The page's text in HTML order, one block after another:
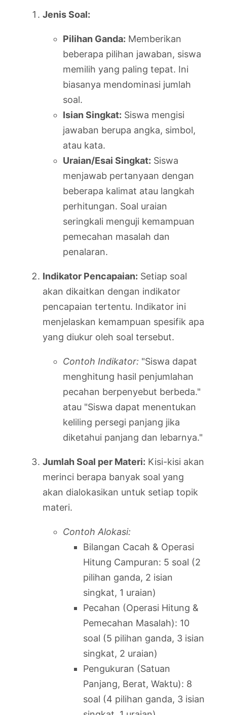
Jenis Soal:
Pilihan Ganda: Memberikan
beberapa pilihan jawaban, siswa
memilih yang paling tepat. Ini
biasanya mendominasi jumlah
soal.
Isian Singkat: Siswa mengisi
jawaban berupa angka, simbol,
atau kata.
Uraian/Esai Singkat: Siswa
menjawab pertanyaan dengan
beberapa kalimat atau langkah
perhitungan. Soal uraian
seringkali menguji kemampuan
pemecahan masalah dan
penalaran.
Indikator Pencapaian: Setiap soal
akan dikaitkan dengan indikator
pencapaian tertentu. Indikator ini
menjelaskan kemampuan spesifik apa
yang diukur oleh soal tersebut.
Contoh Indikator: "Siswa dapat
menghitung hasil penjumlahan
pecahan berpenyebut berbeda."
atau "Siswa dapat menentukan
keliling persegi panjang jika
diketahui panjang dan lebarnya."
Jumlah Soal per Materi: Kisi-kisi akan
merinci berapa banyak soal yang
akan dialokasikan untuk setiap topik
materi.
Contoh Alokasi:
Bilangan Cacah & Operasi
Hitung Campuran: 5 soal (2
pilihan ganda, 2 isian
singkat, 1 uraian)
Pecahan (Operasi Hitung &
Pemecahan Masalah): 10
soal (5 pilihan ganda, 3 isian
singkat, 2 uraian)
Pengukuran (Satuan
Panjang, Berat, Waktu): 8
soal (4 pilihan ganda, 3 isian